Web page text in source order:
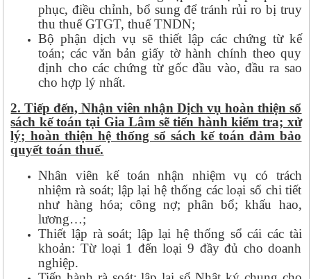
phục, điều chỉnh, bổ sung để tránh rủi ro bị truy
thu thuế GTGT, thuế TNDN;
Bộ phận dịch vụ sẽ thiết lập các chứng từ kế
toán; các văn bản giấy tờ hành chính theo quy
định cho các chứng từ gốc đầu vào, đầu ra sao
cho hợp lý nhất.
2. Tiếp đến, Nhận viên nhận Dịch vụ hoàn thiện sổ
sách kế toán tại Gia Lâm sẽ tiến hành kiểm tra; xử
lý; hoàn thiện hệ thống sổ sách kế toán đảm bảo
quyết toán thuế.
Nhân viên kế toán nhận nhiệm vụ có trách
nhiệm rà soát; lập lại hệ thống các loại sổ chi tiết
như hàng hóa; công nợ; phân bổ; khấu hao,
lương…;
Thiết lập rà soát; lập lại hệ thống sổ cái các tài
khoản: Từ loại 1 đến loại 9 đầy đủ cho doanh
nghiệp.